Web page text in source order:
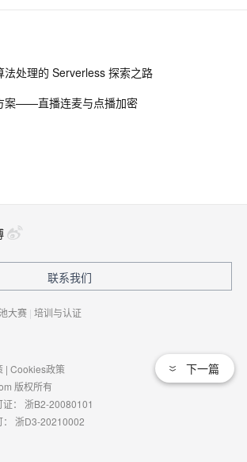
法处理的 Serverless 探索之路
案——直播连麦与点播加密
下一篇
联系我们
大赛 | 培训与认证
| Cookies政策
版权所有
： 浙B2-20080101
浙D3-20210002